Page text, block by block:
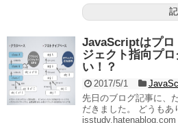
JavaScriptはプロ
ジェクト指向プ
い！？
2017/5/1
先日のブログ記事に、
だきました。 どうも
jsstudy.hatenablog.com